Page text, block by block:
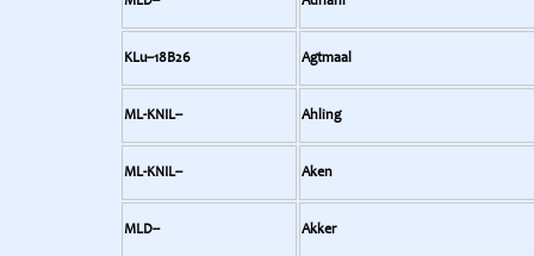
KLu--18B26 Agtmaal
ML-KNIL-- Ahling
ML-KNIL-- Aken
MLD-- Akker